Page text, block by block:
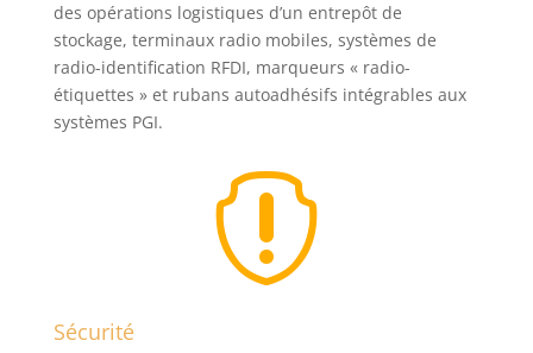
des opérations logistiques d’un entrepôt de
stockage, terminaux radio mobiles, systèmes de
radio-identification RFDI, marqueurs « radio-
étiquettes » et rubans autoadhésifs intégrables aux
systèmes PGI.

Sécurité